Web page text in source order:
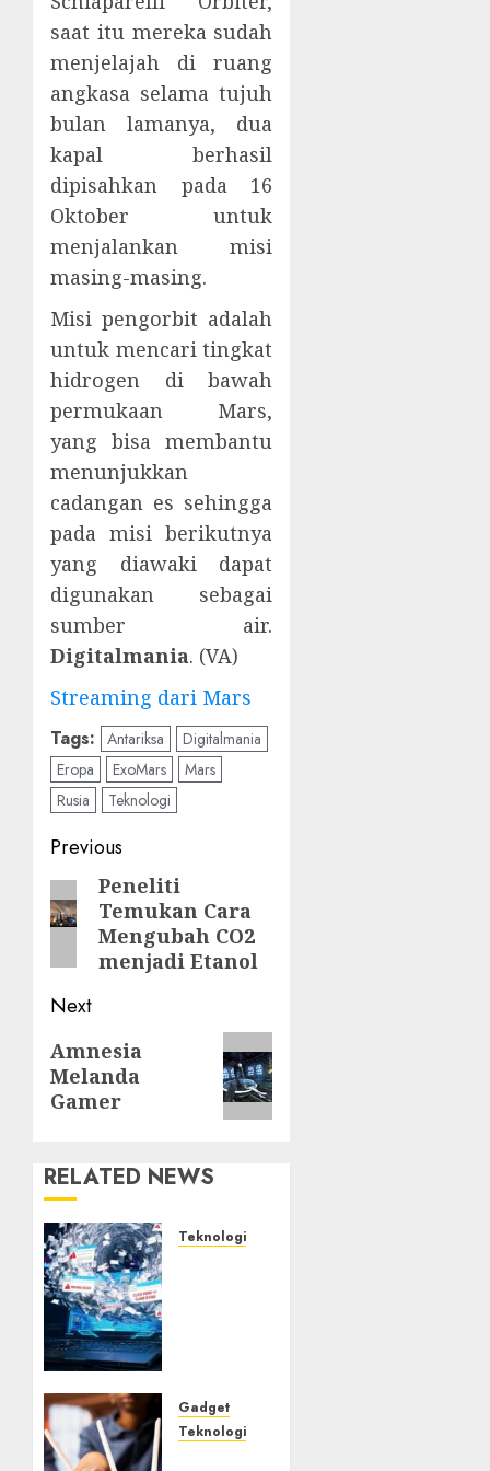
saat itu mereka sudah
menjelajah di ruang
angkasa selama tujuh
bulan lamanya, dua
kapal berhasil
dipisahkan pada 16
Oktober untuk
menjalankan misi
masing-masing.
Misi pengorbit adalah
untuk mencari tingkat
hidrogen di bawah
permukaan Mars,
yang bisa membantu
menunjukkan
cadangan es sehingga
pada misi berikutnya
yang diawaki dapat
digunakan sebagai
sumber air.
Digitalmania. (VA)
Streaming dari Mars
Tags: Antariksa
Digitalmania
Eropa
ExoMars
Mars
Rusia
Teknologi
Post
navigation
Previous
Previous
post:
Peneliti
Temukan Cara
Mengubah CO2
menjadi Etanol
Next
Next
post:
Amnesia
Melanda
Gamer
RELATED NEWS
Teknologi
Microsoft
365
Gadget
Teknologi